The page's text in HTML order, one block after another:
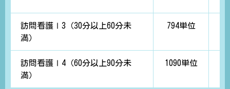
訪問看護Ⅰ3（30分以上60分未
満）
794単位
訪問看護Ⅰ4（60分以上90分未
満）
1090単位